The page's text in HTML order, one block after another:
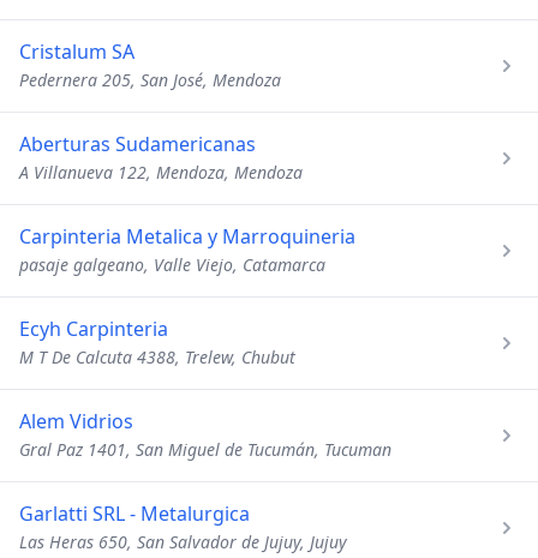
Cristalum SA
Pedernera 205, San José, Mendoza
Aberturas Sudamericanas
A Villanueva 122, Mendoza, Mendoza
Carpinteria Metalica y Marroquineria
pasaje galgeano, Valle Viejo, Catamarca
Ecyh Carpinteria
M T De Calcuta 4388, Trelew, Chubut
Alem Vidrios
Gral Paz 1401, San Miguel de Tucumán, Tucuman
Garlatti SRL - Metalurgica
Las Heras 650, San Salvador de Jujuy, Jujuy